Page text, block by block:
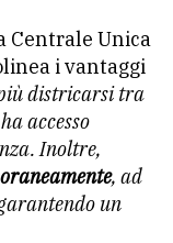
Centrale Unica
i vantaggi
districarsi tra
accesso
Inoltre,
, ad
un